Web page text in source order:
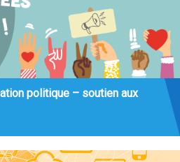
politique – soutien aux